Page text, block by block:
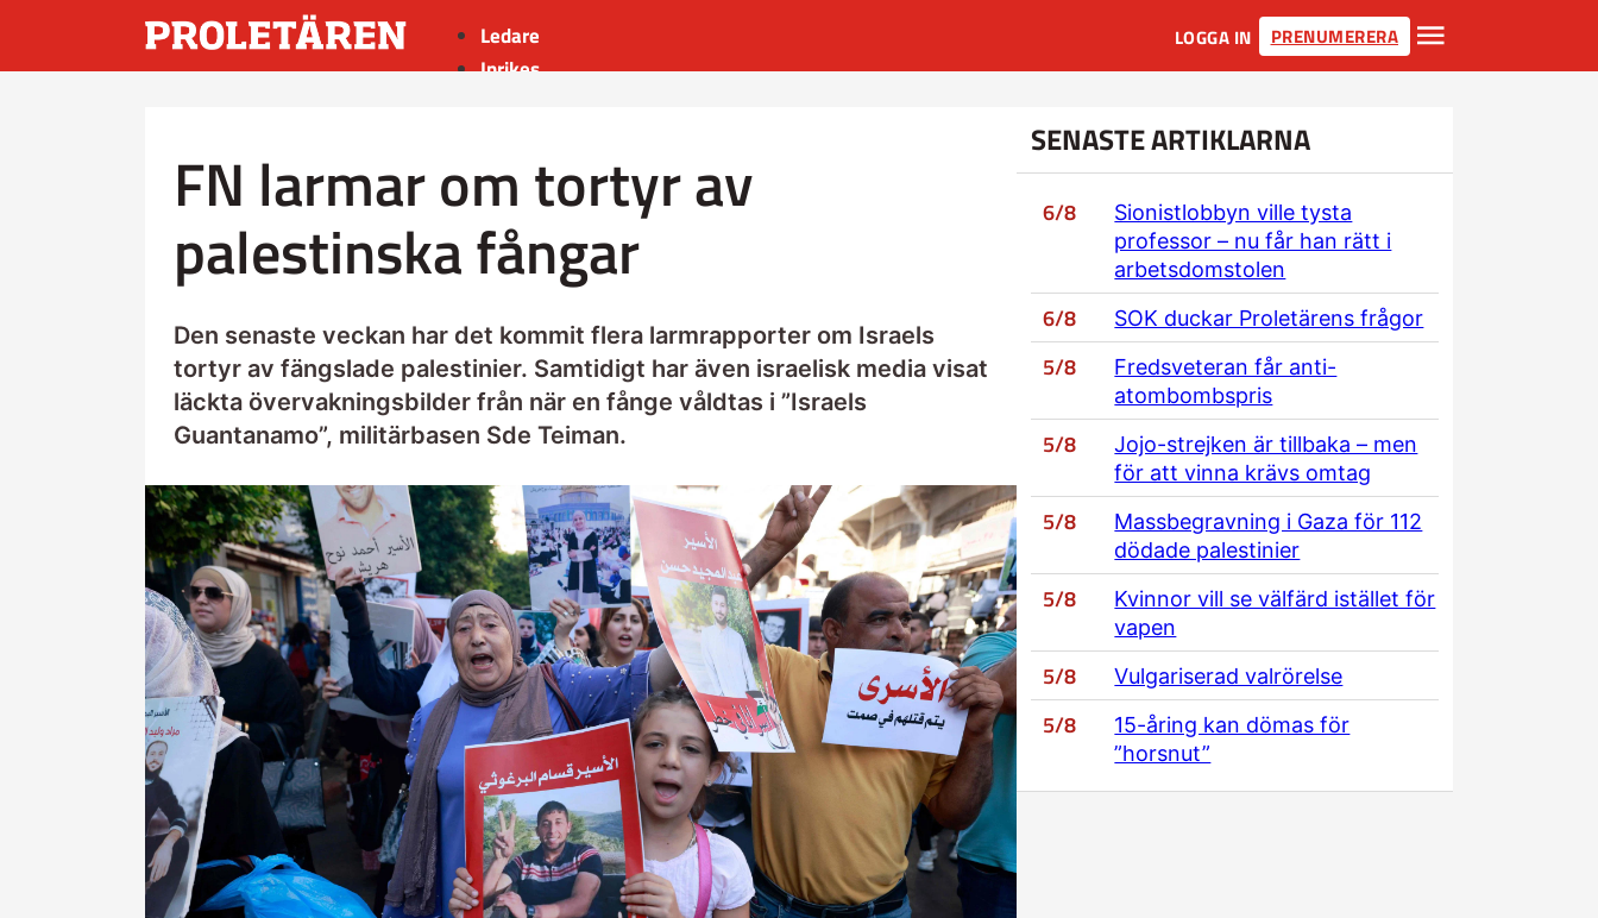
Ledare
Inrikes
Sport
Insänt
LOGGA IN PRENUMERERA
FN larmar om tortyr av
palestinska fångar
Den senaste veckan har det kommit flera larmrapporter om Israels
tortyr av fängslade palestinier. Samtidigt har även israelisk media visat
läckta övervakningsbilder från när en fånge våldtas i ”Israels
Guantanamo”, militärbasen Sde Teiman.
SENASTE ARTIKLARNA
6/8
Sionistlobbyn ville tysta
professor – nu får han rätt i
arbetsdomstolen
6/8 SOK duckar Proletärens frågor
5/8
Fredsveteran får anti-
atombombspris
5/8
Jojo-strejken är tillbaka – men
för att vinna krävs omtag
5/8
Massbegravning i Gaza för 112
dödade palestinier
5/8
Kvinnor vill se välfärd istället för
vapen
5/8 Vulgariserad valrörelse
5/8
15-åring kan dömas för
”horsnut”